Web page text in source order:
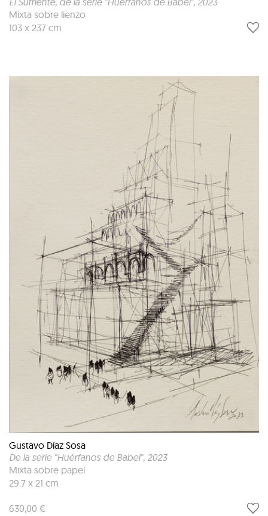
Mixta sobre lienzo
103 x 237 cm
Gustavo Díaz Sosa
De la serie "Huérfanos de Babel", 2023
Mixta sobre papel
29.7 x 21 cm
630,00 €